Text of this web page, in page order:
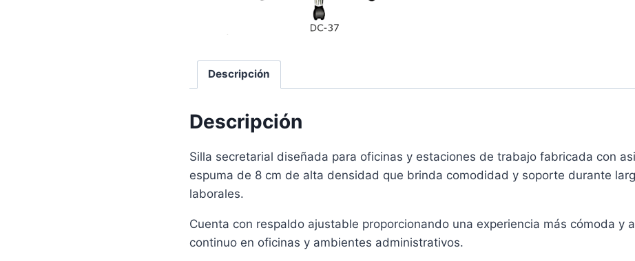
Descripción
Descripción
Silla secretarial diseñada para oficinas y estaciones de trabajo fabricada con
espuma de 8 cm de alta densidad que brinda comodidad y soporte durante
laborales.
Cuenta con respaldo ajustable proporcionando una experiencia más cómoda y
continuo en oficinas y ambientes administrativos.